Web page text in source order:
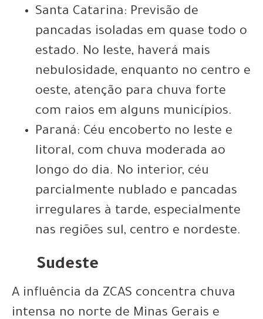
Santa Catarina: Previsão de
pancadas isoladas em quase todo o
estado. No leste, haverá mais
nebulosidade, enquanto no centro e
oeste, atenção para chuva forte
com raios em alguns municípios.
Paraná: Céu encoberto no leste e
litoral, com chuva moderada ao
longo do dia. No interior, céu
parcialmente nublado e pancadas
irregulares à tarde, especialmente
nas regiões sul, centro e nordeste.
Sudeste
A influência da ZCAS concentra chuva
intensa no norte de Minas Gerais e